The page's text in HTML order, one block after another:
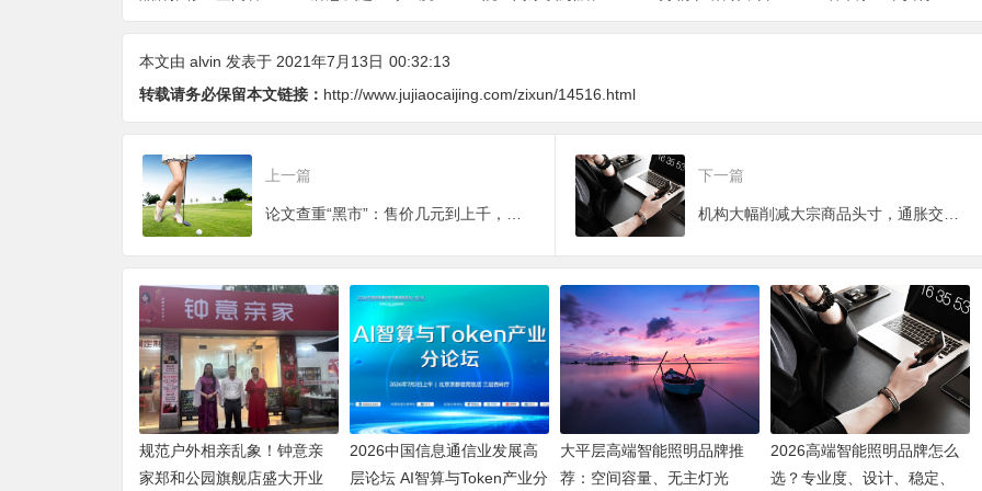
量、无主灯光质、全
设计、稳定、服务四
专属照料服务介绍
“萌宠服务”综合金融
本文由 alvin 发表于 2021年7月13日 00:32:13
转载请务必保留本文链接： http://www.jujiaocaijing.com/zixun/14516.html
上一篇 下一篇
机构大幅削减大宗商品头寸，通胀交易退潮“大幕降临”？
规范户外相亲乱象！钟意亲
家郑和公园旗舰店盛大开业
2026中国信息通信业发展高
层论坛 AI智算与Token产业分
大平层高端智能照明品牌推
荐：空间容量、无主灯光
2026高端智能照明品牌怎么
选？专业度、设计、稳定、